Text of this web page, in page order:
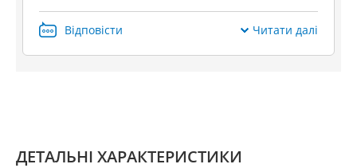
якого віку
Відповісти
Читати далі
ДЕТАЛЬНІ ХАРАКТЕРИСТИКИ